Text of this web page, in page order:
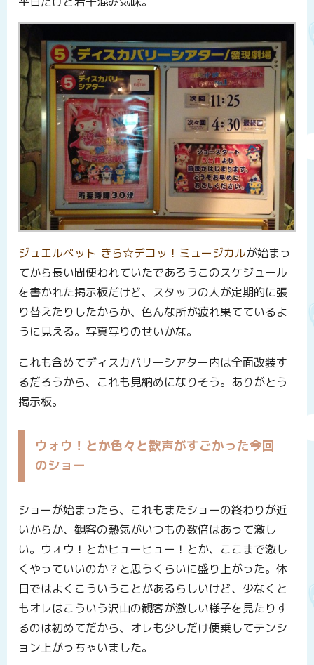
ジュエルペット きら☆デコッ！ミュージカルが始まっ
てから長い間使われていたであろうこのスケジュール
を書かれた掲示板だけど、スタッフの人が定期的に張
り替えたりしたからか、色んな所が疲れ果てているよ
うに見える。写真写りのせいかな。
これも含めてディスカバリーシアター内は全面改装す
るだろうから、これも見納めになりそう。ありがとう
掲示板。
ウォウ！とか色々と歓声がすごかった今回
のショー
ショーが始まったら、これもまたショーの終わりが近
いからか、観客の熱気がいつもの数倍はあって激し
い。ウォウ！とかヒューヒュー！とか、ここまで激し
くやっていいのか？と思うくらいに盛り上がった。休
日ではよくこういうことがあるらしいけど、少なくと
もオレはこういう沢山の観客が激しい様子を見たりす
るのは初めてだから、オレも少しだけ便乗してテンシ
ョン上がっちゃいました。